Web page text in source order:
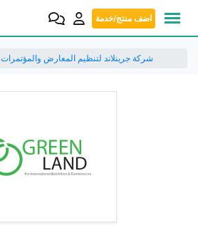
اضف منتج/خدمة
شركة جرينلاند لتنظيم المعارض والمؤتمرات